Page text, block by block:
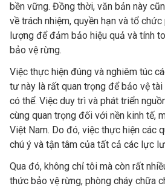
bền vững. Đồng thời, văn bản này
về trách nhiệm, quyền hạn và tổ
lượng để đảm bảo hiệu quả và tính
bảo vệ rừng.
Việc thực hiện đúng và nghiêm túc
tư này là rất quan trọng để bảo vệ
có thể. Việc duy trì và phát triển
cùng quan trọng đối với nền kinh tế,
Việt Nam. Do đó, việc thực hiện các
chú ý và tận tâm của tất cả các lực
Qua đó, không chỉ tôi mà còn rất
thức bảo vệ rừng, phòng cháy chữa